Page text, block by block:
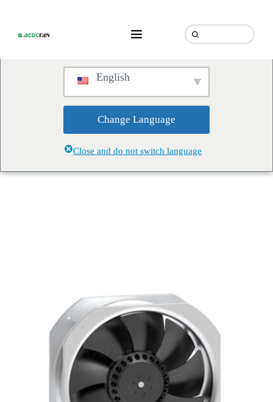
speaking a different language.
Do you want to change to:
English
Change Language
Close and do not switch language